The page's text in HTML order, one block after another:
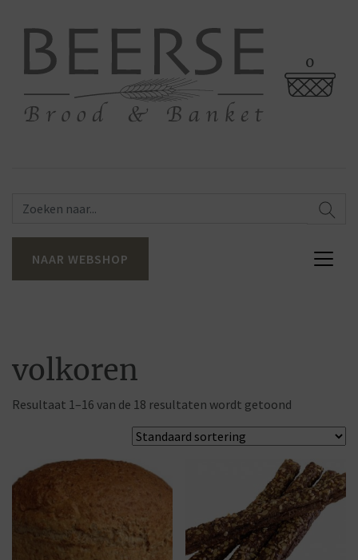
0
NAAR WEBSHOP
volkoren
Resultaat 1–16 van de 18 resultaten wordt getoond